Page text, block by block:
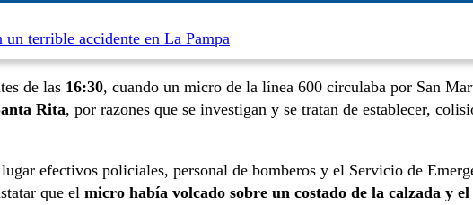
terrible accidente en La Pampa
de las 16:30, cuando un micro de la línea 600 circulaba por San
Rita, por razones que se investigan y se tratan de establecer,
efectivos policiales, personal de bomberos y el Servicio de
que el micro había volcado sobre un costado de la calzada y